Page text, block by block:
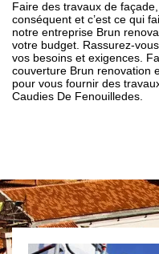
Faire des travaux de
conséquent et c’est ce qui
notre entreprise Brun
votre budget. Rassurez-
vos besoins et exigences.
couverture Brun renovation
pour vous fournir des
Caudies De Fenouilledes.